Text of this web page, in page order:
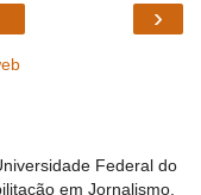
›
Federal do
em Jornalismo,